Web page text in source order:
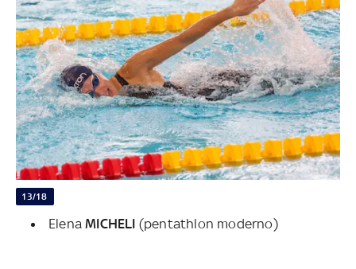
13/18
ElenaMICHELI (pentathlon moderno)